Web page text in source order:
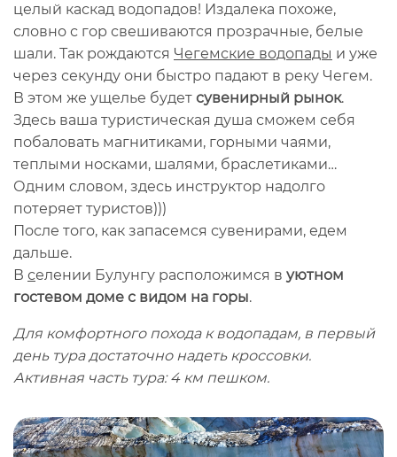
целый каскад водопадов! Издалека похоже,
словно с гор свешиваются прозрачные, белые
шали. Так рождаются Чегемские водопады и уже
через секунду они быстро падают в реку Чегем.
В этом же ущелье будет сувенирный рынок.
Здесь ваша туристическая душа сможем себя
побаловать магнитиками, горными чаями,
теплыми носками, шалями, браслетиками…
Одним словом, здесь инструктор надолго
потеряет туристов)))
После того, как запасемся сувенирами, едем
дальше.
В селении Булунгу расположимся в уютном
гостевом доме с видом на горы.
Для комфортного похода к водопадам, в первый
день тура достаточно надеть кроссовки.
Активная часть тура: 4 км пешком.